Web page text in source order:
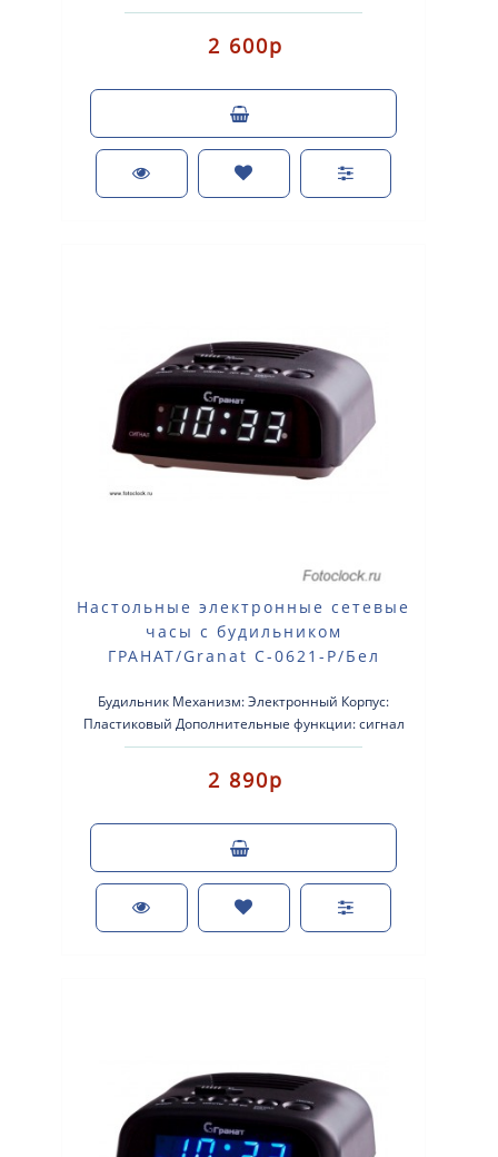
beep Размер: 120×110×..
2 600р
Настольные электронные сетевые
часы с будильником
ГРАНАТ/Granat С-0621-Р/Бел
Будильник Механизм: Электронный Корпус:
Пластиковый Дополнительные функции: сигнал
beep Размер: 120×110×..
2 890р